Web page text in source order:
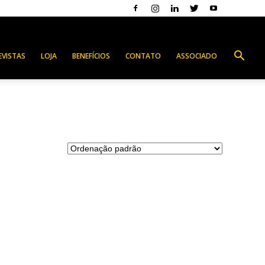
LOJA BENEFÍCIOS CONTATO ASSOCIADO